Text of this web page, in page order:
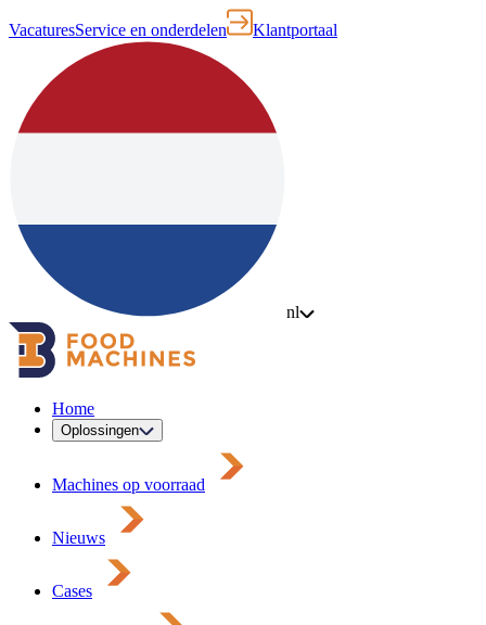
VacaturesService en onderdelen Klantportaal
nl
Home
Oplossingen
Machines op voorraad
Nieuws
Cases